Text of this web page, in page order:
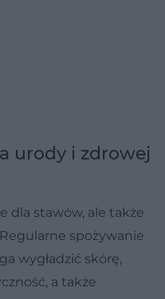
urody i zdrowej
dla stawów, ale także
spożywanie
wygładzić skórę,
a także